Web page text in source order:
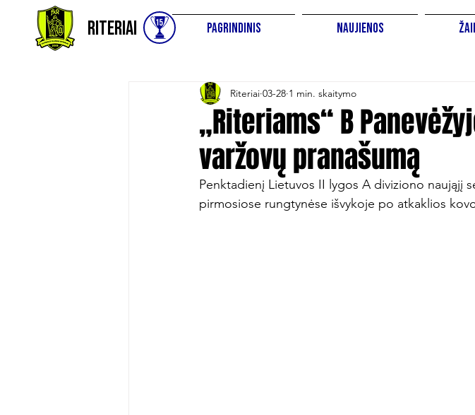
Riteriai Pagrindinis Naujienos
„Riteriams“ B
varžovų pranašumą
Riteriai 03-28 1 min. skaitymo
Penktadienį Lietuvos II lygos A diviziono naująjį
pirmosiose rungtynėse išvykoje po atkaklios